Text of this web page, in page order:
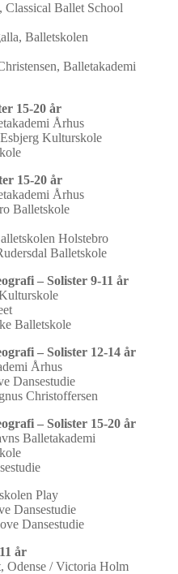
Ballet School
Balletskolen
Balletakademi
15-20 år
Århus
Kulturskole
15-20 år
Århus
Balletskole
Holstebro
Balletskole
– Solister 9-11 år
Balletskole
– Solister 12-14 år
Århus
Dansestudie
Christoffersen
– Solister 15-20 år
Balletakademi
Play
Dansestudie
Dansestudie
år
Odense / Victoria Holm